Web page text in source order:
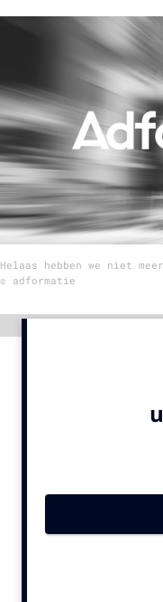
Menu
Home
9 sept: GenAI-training
12 nov: MarketingLive!
Adverteren
Events
Carriere
Helaas hebben we niet
© adformatie